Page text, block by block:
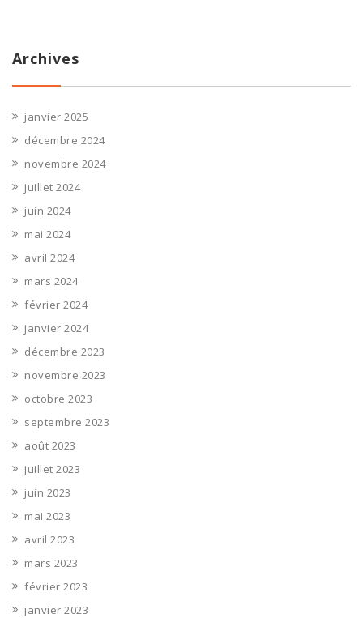
Archives
janvier 2025
décembre 2024
novembre 2024
juillet 2024
juin 2024
mai 2024
avril 2024
mars 2024
février 2024
janvier 2024
décembre 2023
novembre 2023
octobre 2023
septembre 2023
août 2023
juillet 2023
juin 2023
mai 2023
avril 2023
mars 2023
février 2023
janvier 2023